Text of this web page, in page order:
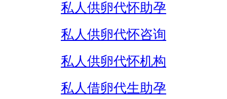
私人供卵代怀助孕
私人供卵代怀咨询
私人供卵代怀机构
私人借卵代生助孕